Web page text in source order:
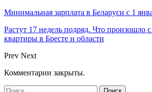
Минимальная зарплата в Беларуси с 1
Растут 17 недель подряд. Что произошло
квартиры в Бресте и области
Prev Next
Комментарии закрыты.